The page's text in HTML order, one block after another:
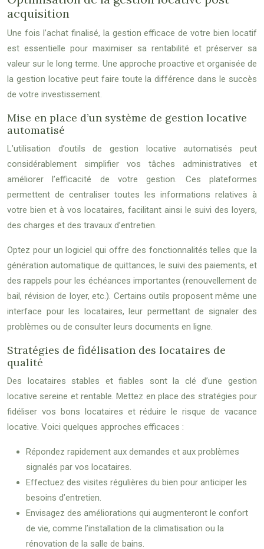
acquisition
Une fois l’achat finalisé, la gestion efficace de votre bien locatif
est essentielle pour maximiser sa rentabilité et préserver sa
valeur sur le long terme. Une approche proactive et organisée de
la gestion locative peut faire toute la différence dans le succès
de votre investissement.
Mise en place d’un système de gestion locative
automatisé
L’utilisation d’outils de gestion locative automatisés peut
considérablement simplifier vos tâches administratives et
améliorer l’efficacité de votre gestion. Ces plateformes
permettent de centraliser toutes les informations relatives à
votre bien et à vos locataires, facilitant ainsi le suivi des loyers,
des charges et des travaux d’entretien.
Optez pour un logiciel qui offre des fonctionnalités telles que la
génération automatique de quittances, le suivi des paiements, et
des rappels pour les échéances importantes (renouvellement de
bail, révision de loyer, etc.). Certains outils proposent même une
interface pour les locataires, leur permettant de signaler des
problèmes ou de consulter leurs documents en ligne.
Stratégies de fidélisation des locataires de
qualité
Des locataires stables et fiables sont la clé d’une gestion
locative sereine et rentable. Mettez en place des stratégies pour
fidéliser vos bons locataires et réduire le risque de vacance
locative. Voici quelques approches efficaces :
Répondez rapidement aux demandes et aux problèmes
signalés par vos locataires.
Effectuez des visites régulières du bien pour anticiper les
besoins d’entretien.
Envisagez des améliorations qui augmenteront le confort
de vie, comme l’installation de la climatisation ou la
rénovation de la salle de bains.